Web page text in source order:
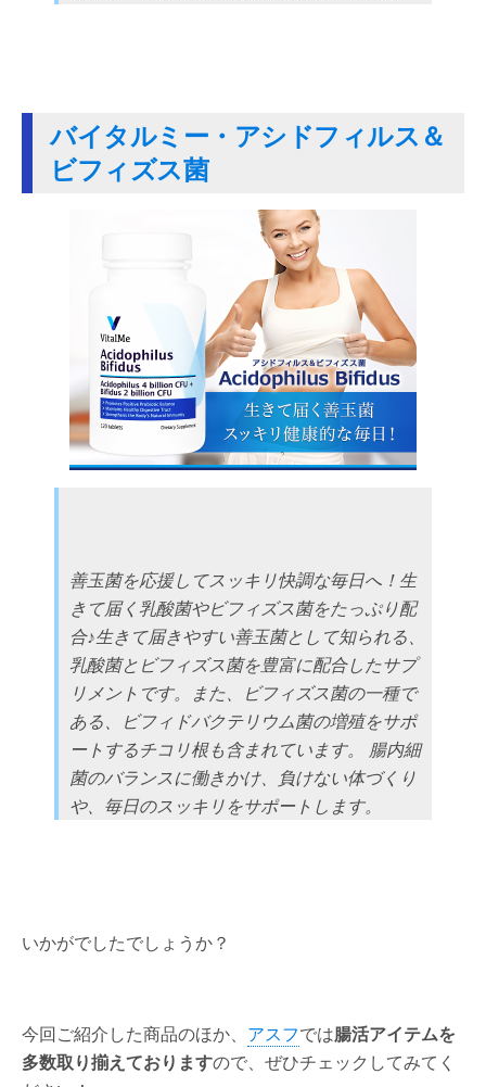
バイタルミー・アシドフィルス＆
ビフィズス菌
善玉菌を応援してスッキリ快調な毎日へ！生
きて届く乳酸菌やビフィズス菌をたっぷり配
合♪生きて届きやすい善玉菌として知られる、
乳酸菌とビフィズス菌を豊富に配合したサプ
リメントです。また、ビフィズス菌の一種で
ある、ビフィドバクテリウム菌の増殖をサポ
ートするチコリ根も含まれています。 腸内細
菌のバランスに働きかけ、負けない体づくり
や、毎日のスッキリをサポートします。
いかがでしたでしょうか？
今回ご紹介した商品のほか、 アスフでは腸活アイテムを
多数取り揃えておりますので、ぜひチェックしてみてく